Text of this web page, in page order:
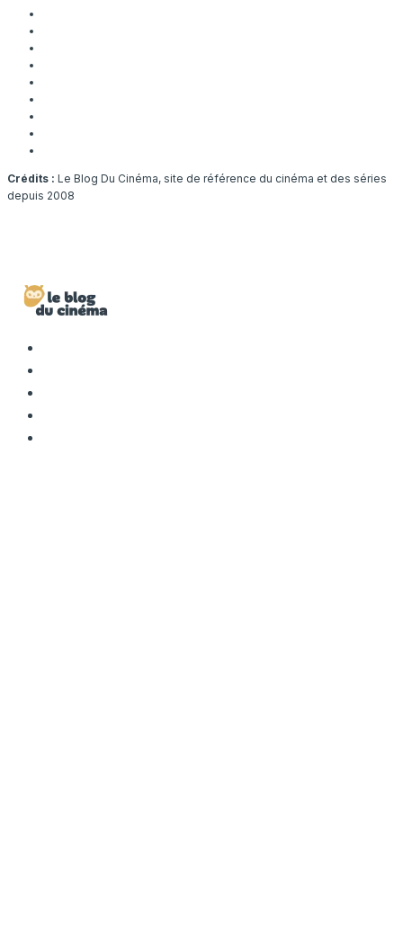
Crédits : Le Blog Du Cinéma, site de référence du cinéma et des séries
depuis 2008